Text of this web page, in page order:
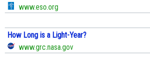
www.eso.org
How Long is a Light-Year?
www.grc.nasa.gov